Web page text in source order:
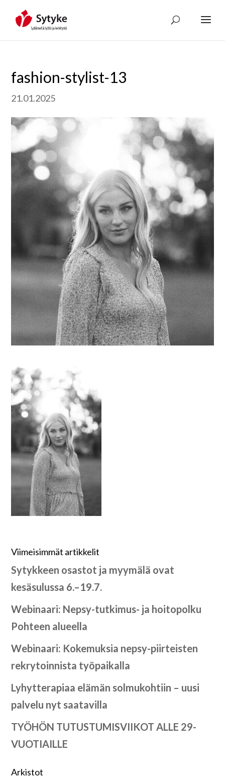
content
fashion-stylist-13
21.01.2025
Viimeisimmät artikkelit
Sytykkeen osastot ja myymälä ovat
kesäsulussa 6.–19.7.
Webinaari: Nepsy-tutkimus- ja hoitopolku
Pohteen alueella
Webinaari: Kokemuksia nepsy-piirteisten
rekrytoinnista työpaikalla
Lyhytterapiaa elämän solmukohtiin – uusi
palvelu nyt saatavilla
TYÖHÖN TUTUSTUMISVIIKOT ALLE 29-
VUOTIAILLE
Arkistot